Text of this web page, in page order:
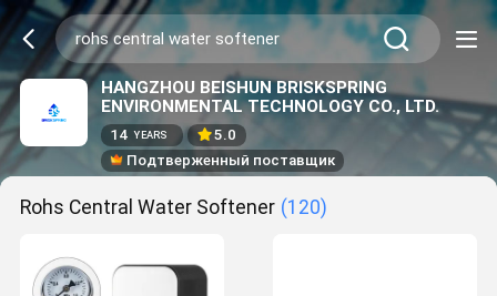
HANGZHOU BEISHUN BRISKSPRING
ENVIRONMENTAL TECHNOLOGY CO., LTD.
14 YEARS
5.0
Подтверженный поставщик
Rohs Central Water Softener (120)